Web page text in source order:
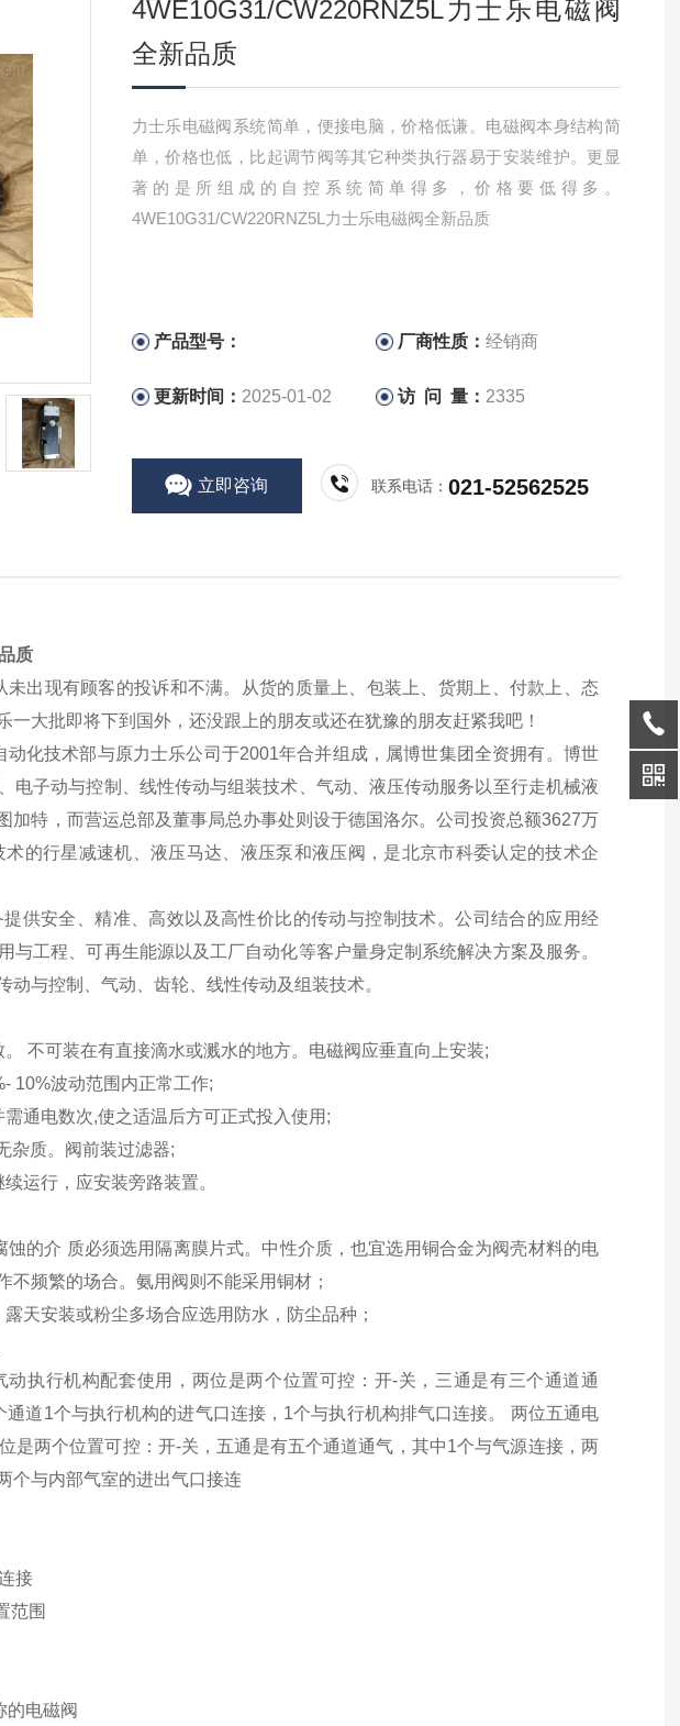
4WE10G31/CW220RNZ5L力士乐电磁阀
全新品质
力士乐电磁阀系统简单，便接电脑，价格低谦。电磁阀本身结构简
单，价格也低，比起调节阀等其它种类执行器易于安装维护。更显
著的是所组成的自控系统简单得多，价格要低得多。
4WE10G31/CW220RNZ5L力士乐电磁阀全新品质
产品型号： 厂商性质：经销商
更新时间： 2025-01-02 访 问 量： 2335
立即咨询 联系电话：021-52562525
质
出现有顾客的投诉和不满。从货的质量上、包装上、货期上、付款上、态
大批即将下到国外，还没跟上的朋友或还在犹豫的朋友赶紧我吧！
化技术部与原力士乐公司于2001年合并组成，属博世集团全资拥有。博世
电子动与控制、线性传动与组装技术、气动、液压传动服务以至行走机械液
加特，而营运总部及董事局总办事处则设于德国洛尔。公司投资总额3627万
的行星减速机、液压马达、液压泵和液压阀，是北京市科委认定的技术企
供安全、精准、高效以及高性价比的传动与控制技术。公司结合的应用经
工程、可再生能源以及工厂自动化等客户量身定制系统解决方案及服务。
与控制、气动、齿轮、线性传动及组装技术。
不可装在有直接滴水或溅水的地方。电磁阀应垂直向上安装;
10%波动范围内正常工作;
通电数次,使之适温后方可正式投入使用;
杂质。阀前装过滤器;
运行，应安装旁路装置。
的介 质必须选用隔离膜片式。中性介质，也宜选用铜合金为阀壳材料的电
频繁的场合。氨用阀则不能采用铜材；
天安装或粉尘多场合应选用防水，防尘品种；
执行机构配套使用，两位是两个位置可控：开-关，三通是有三个通道通
道1个与执行机构的进气口连接，1个与执行机构排气口连接。 两位五通电
是两个位置可控：开-关，五通是有五个通道通气，其中1个与气源连接，两
个与内部气室的进出气口接连
接
范围
的电磁阀